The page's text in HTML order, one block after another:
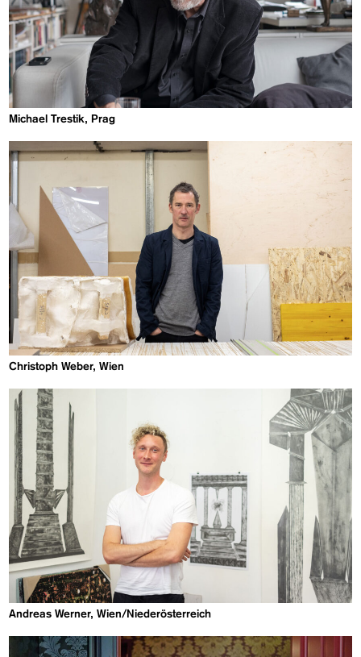
Michael Trestik, Prag
Christoph Weber, Wien
Andreas Werner, Wien/Niederösterreich